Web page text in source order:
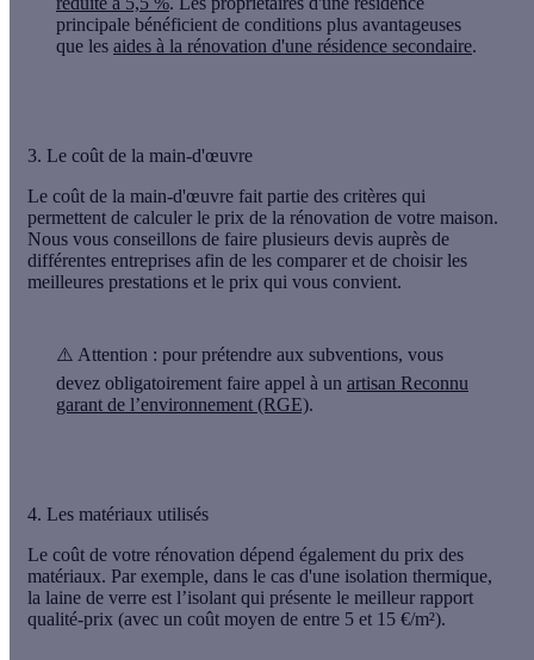
principale bénéficient de conditions plus avantageuses
que les aides à la rénovation d'une résidence secondaire.
3. Le coût de la main-d'œuvre
Le coût de la main-d'œuvre fait partie des critères qui
permettent de calculer le prix de la rénovation de votre maison.
Nous vous conseillons de faire plusieurs devis auprès de
différentes entreprises afin de les comparer et de choisir les
meilleures prestations et le prix qui vous convient.
⚠️ Attention : pour prétendre aux subventions, vous
devez obligatoirement faire appel à un artisan Reconnu
garant de l’environnement (RGE).
4. Les matériaux utilisés
Le coût de votre rénovation dépend également du prix des
matériaux. Par exemple, dans le cas d'une isolation thermique,
la laine de verre est l’isolant qui présente le meilleur rapport
qualité-prix (avec un coût moyen de entre 5 et 15 €/m²).